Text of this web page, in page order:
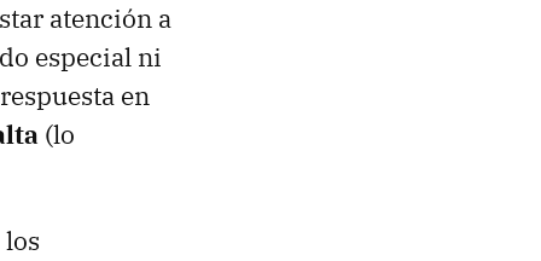
atención a
especial ni
en
(lo